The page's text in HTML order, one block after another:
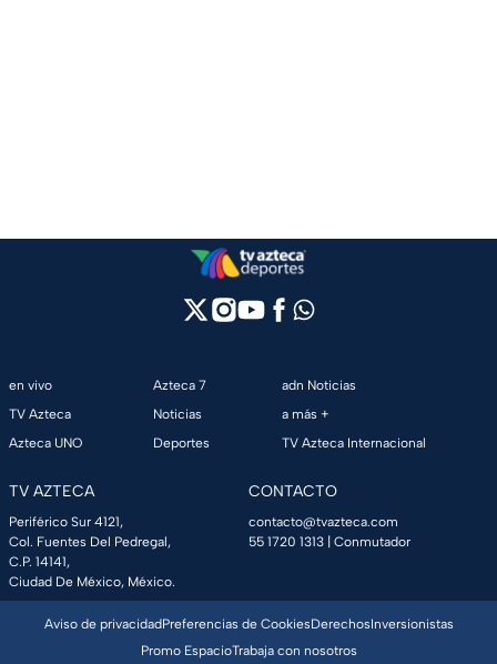
en vivo
TV Azteca
Azteca UNO
Azteca 7
Noticias
Deportes
adn Noticias
a más +
TV Azteca Internacional
TV AZTECA
Periférico Sur 4121,
Col. Fuentes Del Pedregal,
C.P. 14141,
Ciudad De México, México.
CONTACTO
contacto@tvazteca.com
55 1720 1313 | Conmutador
Aviso de privacidadPreferencias de CookiesDerechosInversionistas
Promo EspacioTrabaja con nosotros